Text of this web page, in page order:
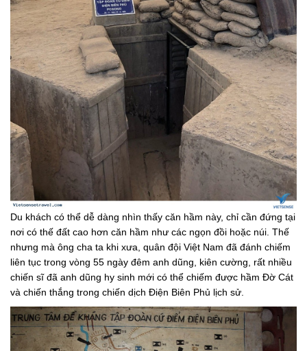
Du khách có thể dễ dàng nhìn thấy căn hầm này, chỉ cần đứng tại
nơi có thế đất cao hơn căn hầm như các ngọn đồi hoặc núi. Thế
nhưng mà ông cha ta khi xưa, quân đội Việt Nam đã đánh chiếm
liên tục trong vòng 55 ngày đêm anh dũng, kiên cường, rất nhiều
chiến sĩ đã anh dũng hy sinh mới có thể chiếm được hầm Đờ Cát
và chiến thắng trong chiến dịch Điện Biên Phủ lịch sử.